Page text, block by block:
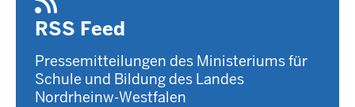
hier
RSS Feed
Pressemitteilungen des Ministeriums für
Schule und Bildung des Landes
Nordrheinw-Westfalen